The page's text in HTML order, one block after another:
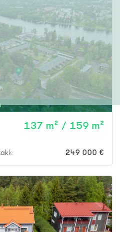
137 m² / 159 m²
vh, var., at 249 000 €